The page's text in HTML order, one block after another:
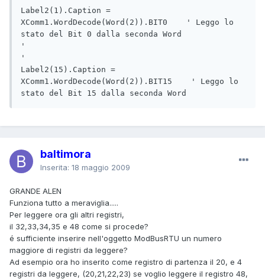
Label2(1).Caption =
XComm1.WordDecode(Word(2)).BIT0    ' Leggo lo
stato del Bit 0 dalla seconda Word
'
'
Label2(15).Caption =
XComm1.WordDecode(Word(2)).BIT15    ' Leggo lo
stato del Bit 15 dalla seconda Word
baltimora
Inserita: 18 maggio 2009
GRANDE ALEN
Funziona tutto a meraviglia.....
Per leggere ora gli altri registri,
il 32,33,34,35 e 48 come si procede?
é sufficiente inserire nell'oggetto ModBusRTU un numero
maggiore di registri da leggere?
Ad esempio ora ho inserito come registro di partenza il 20, e 4
registri da leggere, (20,21,22,23) se voglio leggere il registro 48,